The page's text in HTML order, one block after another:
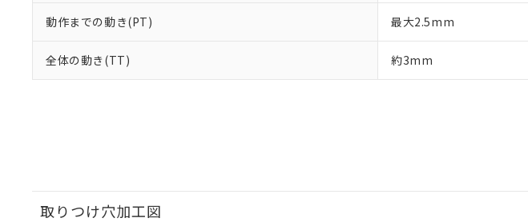
動作までの動き(PT) 最大2.5mm
全体の動き(TT) 約3mm
取りつけ穴加工図